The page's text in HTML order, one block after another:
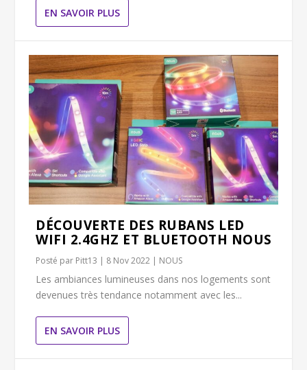
EN SAVOIR PLUS
DÉCOUVERTE DES RUBANS LED
WIFI 2.4GHZ ET BLUETOOTH NOUS
Posté par Pitt13 | 8 Nov 2022 | NOUS
Les ambiances lumineuses dans nos logements sont
devenues très tendance notamment avec les...
EN SAVOIR PLUS